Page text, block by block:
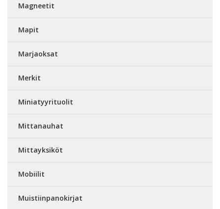
Magneetit
Mapit
Marjaoksat
Merkit
Miniatyyrituolit
Mittanauhat
Mittayksiköt
Mobiilit
Muistiinpanokirjat